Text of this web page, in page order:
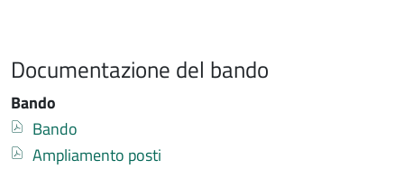
Documentazione del bando
Bando
Documento
Bando
Documento
Ampliamento posti